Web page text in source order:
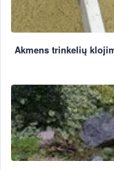
Akmens trinkelių